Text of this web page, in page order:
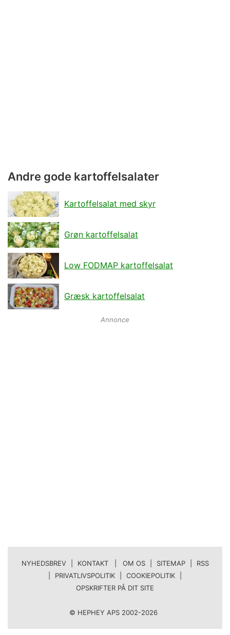
Andre gode kartoffelsalater
Kartoffelsalat med skyr
Grøn kartoffelsalat
Low FODMAP kartoffelsalat
Græsk kartoffelsalat
Annonce
NYHEDSBREV KONTAKT | OM OS SITEMAP
RSS
PRIVATLIVSPOLITIK COOKIEPOLITIK
OPSKRIFTER PÅ DIT SITE
© HEPHEY APS 2002-2026